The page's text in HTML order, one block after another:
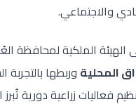
والاجتماعي.
الملكية لمحافظة
المحلية وربطها بالتجربة
فعاليات زراعية دورية تُبرز